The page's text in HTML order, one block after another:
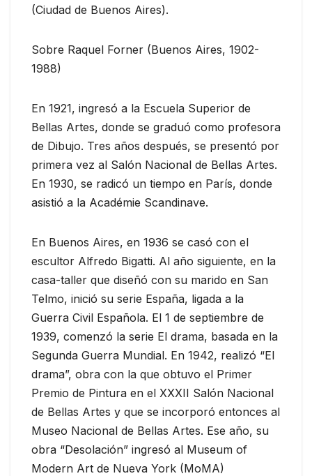
(Ciudad de Buenos Aires).
Sobre Raquel Forner (Buenos Aires, 1902-
1988)
En 1921, ingresó a la Escuela Superior de
Bellas Artes, donde se graduó como profesora
de Dibujo. Tres años después, se presentó por
primera vez al Salón Nacional de Bellas Artes.
En 1930, se radicó un tiempo en París, donde
asistió a la Académie Scandinave.
En Buenos Aires, en 1936 se casó con el
escultor Alfredo Bigatti. Al año siguiente, en la
casa-taller que diseñó con su marido en San
Telmo, inició su serie España, ligada a la
Guerra Civil Española. El 1 de septiembre de
1939, comenzó la serie El drama, basada en la
Segunda Guerra Mundial. En 1942, realizó “El
drama”, obra con la que obtuvo el Primer
Premio de Pintura en el XXXII Salón Nacional
de Bellas Artes y que se incorporó entonces al
Museo Nacional de Bellas Artes. Ese año, su
obra “Desolación” ingresó al Museum of
Modern Art de Nueva York (MoMA)